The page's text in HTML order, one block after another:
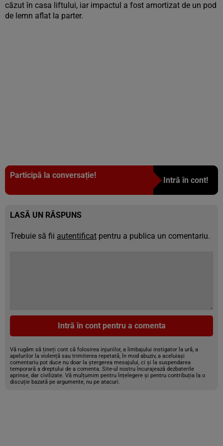
căzut în casa liftului, iar impactul a fost amortizat de un pod
de lemn aflat la parter.
Participă la conversație!
Intră în cont!
LASĂ UN RĂSPUNS
Trebuie să fii autentificat pentru a publica un comentariu.
Intră în cont pentru a comenta
Vă rugăm să țineți cont că folosirea injuriilor, a limbajului instigator la ură, a
apelurilor la violență sau trimiterea repetată, în mod abuziv, a aceluiași
comentariu pot duce nu doar la ștergerea mesajului, ci și la suspendarea
temporară a dreptului de a comenta. Site-ul nostru încurajează dezbaterile
aprinse, dar civilizate. Vă mulțumim pentru înțelegere și pentru contribuția la o
discuție bazată pe argumente, nu pe atacuri.